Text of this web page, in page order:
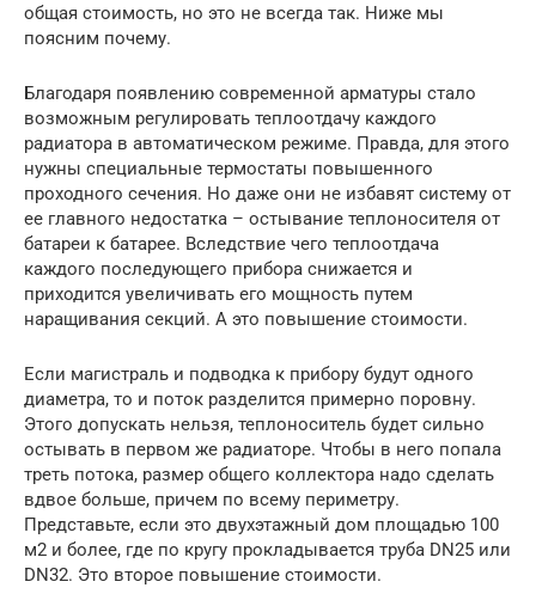
общая стоимость, но это не всегда так. Ниже мы
поясним почему.
Благодаря появлению современной арматуры стало
возможным регулировать теплоотдачу каждого
радиатора в автоматическом режиме. Правда, для этого
нужны специальные термостаты повышенного
проходного сечения. Но даже они не избавят систему от
ее главного недостатка – остывание теплоносителя от
батареи к батарее. Вследствие чего теплоотдача
каждого последующего прибора снижается и
приходится увеличивать его мощность путем
наращивания секций. А это повышение стоимости.
Если магистраль и подводка к прибору будут одного
диаметра, то и поток разделится примерно поровну.
Этого допускать нельзя, теплоноситель будет сильно
остывать в первом же радиаторе. Чтобы в него попала
треть потока, размер общего коллектора надо сделать
вдвое больше, причем по всему периметру.
Представьте, если это двухэтажный дом площадью 100
м2 и более, где по кругу прокладывается труба DN25 или
DN32. Это второе повышение стоимости.